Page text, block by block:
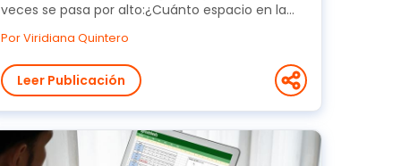
veces se pasa por alto:¿Cuánto espacio en la
Por Viridiana Quintero
Leer Publicación